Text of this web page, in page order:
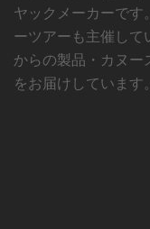
ヤックメーカーです
ーツアーも主催し
からの製品・カヌー
をお届けしています。